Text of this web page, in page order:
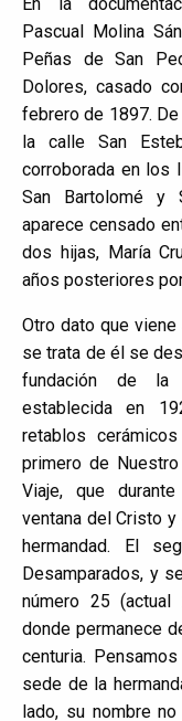
Pascual Molina
Peñas de San
Dolores, casado
febrero de 1897.
la calle San
corroborada en los
San Bartolomé y
aparece censado
dos hijas, María
años posteriores
Otro dato que
se trata de él se
fundación de la
establecida en
retablos
primero de
Viaje, que
ventana del Cristo
hermandad. El
Desamparados, y
número 25
donde permanece
centuria.
sede de la
lado, su nombre